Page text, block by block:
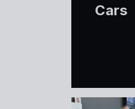
Cars